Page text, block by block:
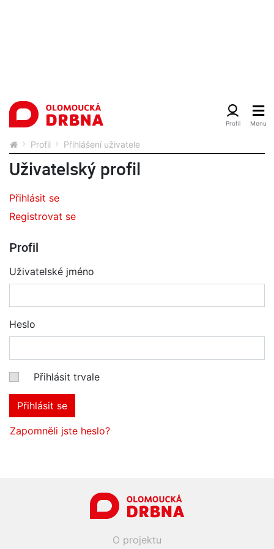
Profil Přihlášení uživatele
Uživatelský profil
Přihlásit se
Registrovat se
Profil
Uživatelské jméno
Heslo
Přihlásit trvale
Přihlásit se
Zapomněli jste heslo?
O projektu